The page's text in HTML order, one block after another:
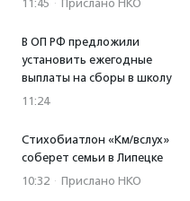
11:45 · Прислано НКО
В ОП РФ предложили
установить ежегодные
выплаты на сборы в школу
11:24
Стихобиатлон «Км/вслух»
соберет семьи в Липецке
10:32 · Прислано НКО